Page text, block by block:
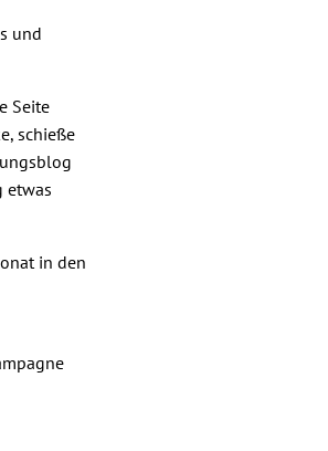
und
Seite
schieße
etwas
in den